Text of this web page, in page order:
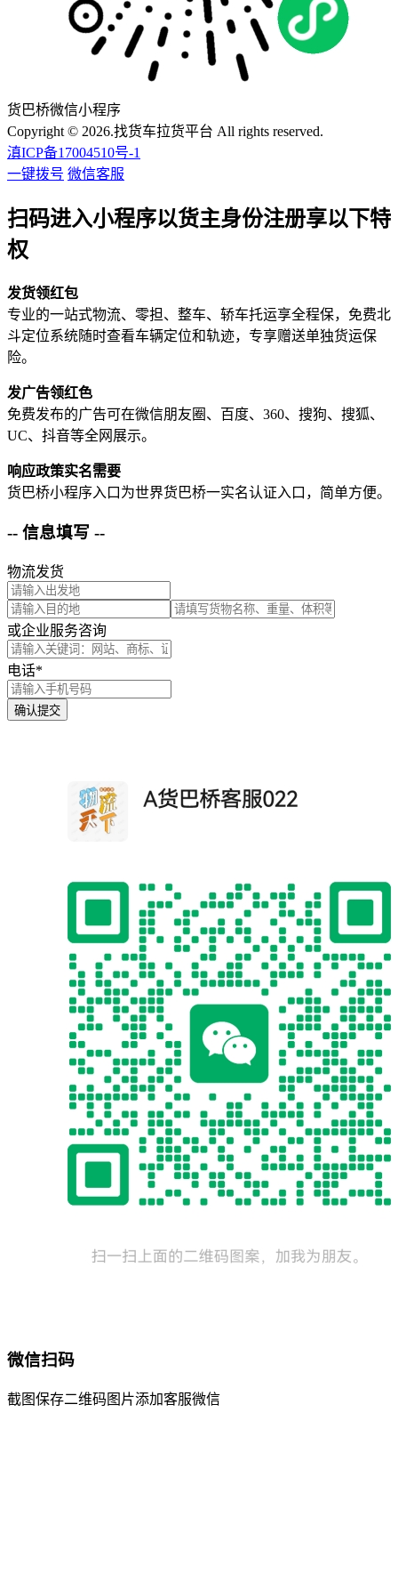
货巴桥微信小程序
Copyright © 2026.找货车拉货平台 All rights reserved.
滇ICP备17004510号-1
一键拨号 微信客服
扫码进入小程序以货主身份注册享以下特
权
发货领红包
专业的一站式物流、零担、整车、轿车托运享全程保，免费北
斗定位系统随时查看车辆定位和轨迹，专享赠送单独货运保
险。
发广告领红色
免费发布的广告可在微信朋友圈、百度、360、搜狗、搜狐、
UC、抖音等全网展示。
响应政策实名需要
货巴桥小程序入口为世界货巴桥一实名认证入口，简单方便。
-- 信息填写 --
物流发货
或企业服务咨询
电话*
确认提交
微信扫码
截图保存二维码图片添加客服微信